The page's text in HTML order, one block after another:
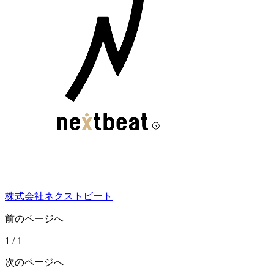
株式会社ネクストビート
前のページへ
1 / 1
次のページへ